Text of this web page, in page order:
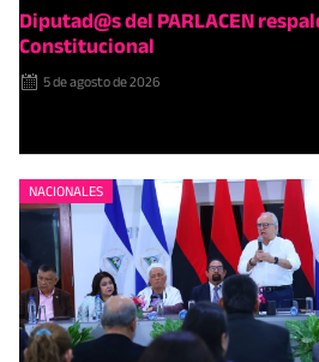
Diputad@s del PARLACEN
Constitucional
5 de agosto de 2026
NACIONALES